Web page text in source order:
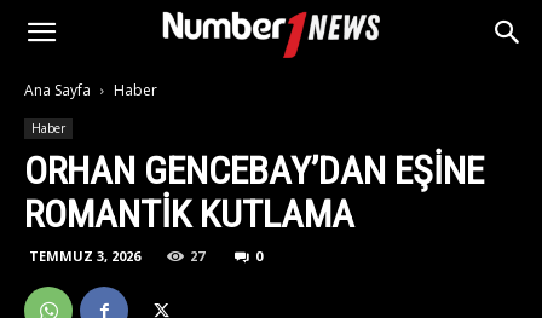
Ana Sayfa Haber
Haber
ORHAN GENCEBAY’DAN EŞİNE
ROMANTİK KUTLAMA
TEMMUZ 3, 2026 27 0